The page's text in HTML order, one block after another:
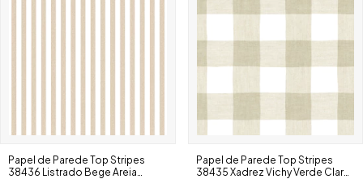
Papel de Parede Top Stripes
38436 Listrado Bege Areia
Papel de Parede Top Stripes
38435 Xadrez Vichy Verde Claro